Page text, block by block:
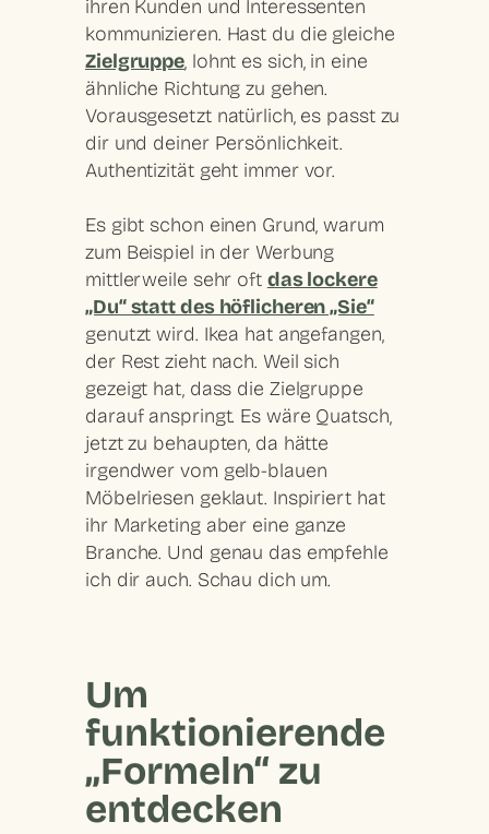
ihren Kunden und Interessenten
kommunizieren. Hast du die gleiche
Zielgruppe, lohnt es sich, in eine
ähnliche Richtung zu gehen.
Vorausgesetzt natürlich, es passt zu
dir und deiner Persönlichkeit.
Authentizitätgeht immer vor.
Es gibt schon einen Grund, warum
zum Beispiel in der Werbung
mittlerweile sehr oft das lockere
„Du“ statt des höflicheren „Sie“
genutzt wird. Ikea hat angefangen,
der Rest zieht nach. Weil sich
gezeigt hat, dass die Zielgruppe
darauf anspringt. Es wäre Quatsch,
jetzt zu behaupten, da hätte
irgendwer vom gelb-blauen
Möbelriesen geklaut. Inspiriert hat
ihr Marketing aber eine ganze
Branche. Und genau das empfehle
ich dir auch. Schau dich um.
Um
funktionierende
„Formeln“ zu
entdecken